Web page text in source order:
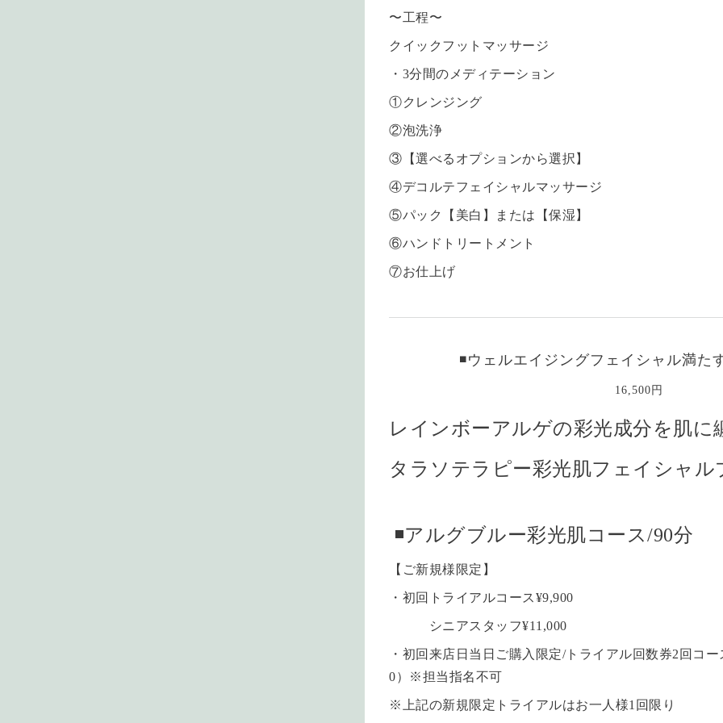
〜工程〜
クイックフットマッサージ
・3分間のメディテーション
①クレンジング
②泡洗浄
③【選べるオプションから選択】
④デコルテフェイシャルマッサージ
⑤パック【美白】または【保湿】
⑥ハンドトリートメント
⑦お仕上げ
◾️ウェルエイジングフェイシャル満た
16,500円
レインボーアルゲの彩光成分を肌に
タラソテラピー彩光肌フェイシャル
◾️アルグブルー彩光肌コース/90分
【ご新規様限定】
・初回トライアルコース¥9,900
シニアスタッフ¥11,000
・初回来店日当日ご購入限定/トライアル回数券2回コ
0）※担当指名不可
※上記の新規限定トライアルはお一人様1回限り